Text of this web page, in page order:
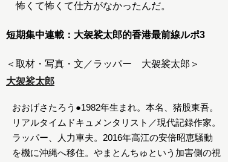
怖くて怖くて仕方がなかったんだ。
短期集中連載：大袈裟太郎的香港最前線ルポ3
＜取材・写真・文／ラッパー 大袈裟太郎＞
大袈裟太郎
おおげさたろう●1982年生まれ。本名、猪股東吾。
リアルタイムドキュメンタリスト／現代記録作家。
ラッパー、人力車夫。2016年高江の安倍昭恵騒動
を機に沖縄へ移住。やまとんちゅという加害側の視